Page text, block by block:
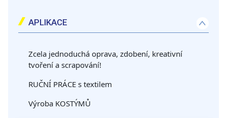
APLIKACE
Zcela jednoduchá oprava, zdobení, kreativní
tvoření a scrapování!
RUČNÍ PRÁCE s textilem
Výroba KOSTÝMŮ